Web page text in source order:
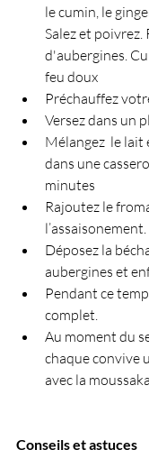
le cumin, le
Salez et poivrez.
d'aubergines.
feu doux
Préchauffez
Versez dans un
Mélangez  le lait
dans une
minutes
Rajoutez le
l’assaisonement.
Déposez la
aubergines et
Pendant ce
complet.
Au moment du
chaque convive
avec la moussaka.
Conseils et astuces